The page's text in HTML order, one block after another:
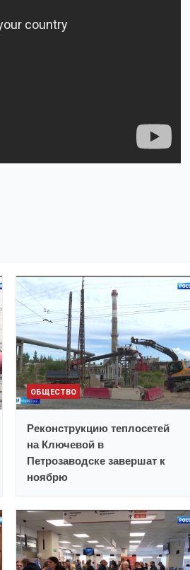
ОБЩЕСТВО
Реконструкцию теплосетей
на Ключевой в
Петрозаводске завершат к
ноябрю